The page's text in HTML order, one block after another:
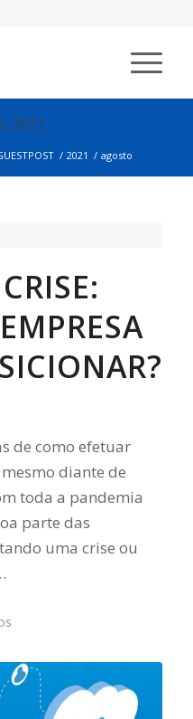
2021
/ 2021 / agosto
de como efetuar
diante de
toda a pandemia
parte das
uma crise ou